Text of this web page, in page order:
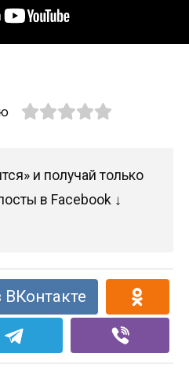
и получай только
в Facebook ↓